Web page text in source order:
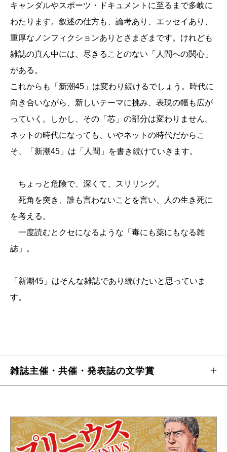
キャンダルやスポーツ・ドキュメントに至るまで多岐に
わたります。叙述の仕方も、論考あり、エッセイあり、
重厚なノンフィクションありとさまざまです。けれども
雑誌の真ん中には、尽きることのない「人間への関心」
がある。
これからも「新潮45」は変わり続けるでしょう。時代に
向き合いながら、新しいテーマに挑み、表現の幅も広が
っていく。しかし、その「芯」の部分は変わりません。
ネットの時代になっても、いやネットの時代だからこ
そ、「新潮45」は「人間」を書き続けていきます。
ちょっと危険で、深くて、スリリング。
死角を突き、誰も言わないことを言い、人の生き死に
を考える。
一度読むとクセになるような「毒にも薬にもなる雑
誌」。
「新潮45」はそんな雑誌であり続けたいと思っていま
す。
雑誌主催・共催・発表誌の文学賞